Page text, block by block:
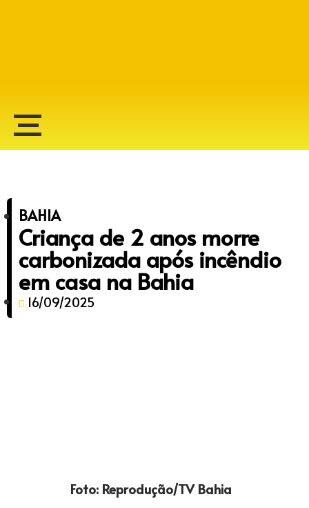
BAHIA
Criança de 2 anos morre
carbonizada após incêndio
em casa na Bahia
16/09/2025
Foto: Reprodução/TV Bahia